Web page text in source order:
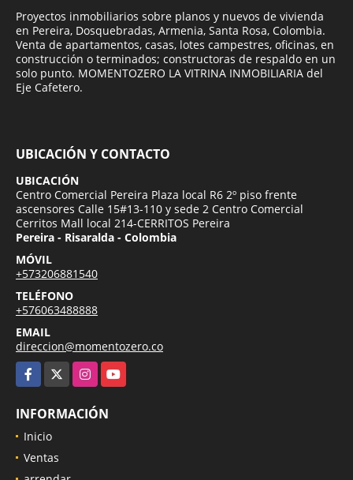
Proyectos inmobiliarios sobre planos y nuevos de vivienda
en Pereira, Dosquebradas, Armenia, Santa Rosa, Colombia.
Venta de apartamentos, casas, lotes campestres, oficinas, en
construcción o terminados; constructoras de respaldo en un
solo punto. MOMENTOZERO LA VITRINA INMOBILIARIA del
Eje Cafetero.
UBICACIÓN Y CONTACTO
UBICACIÓN
Centro Comercial Pereira Plaza local R6 2º piso frente
ascensores Calle 15#13-110 y sede 2 Centro Comercial
Cerritos Mall local 214-CERRITOS Pereira
Pereira - Risaralda - Colombia
MÓVIL
+573206881540
TELÉFONO
+576063488888
EMAIL
direccion@momentozero.co
Facebook
InstagramYouTube
INFORMACIÓN
Inicio
Ventas